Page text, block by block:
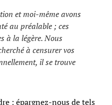
et moi-même avons
au préalable ; ces
à la légère. Nous
à censurer vos
il se trouve
: épargnez-nous de tels